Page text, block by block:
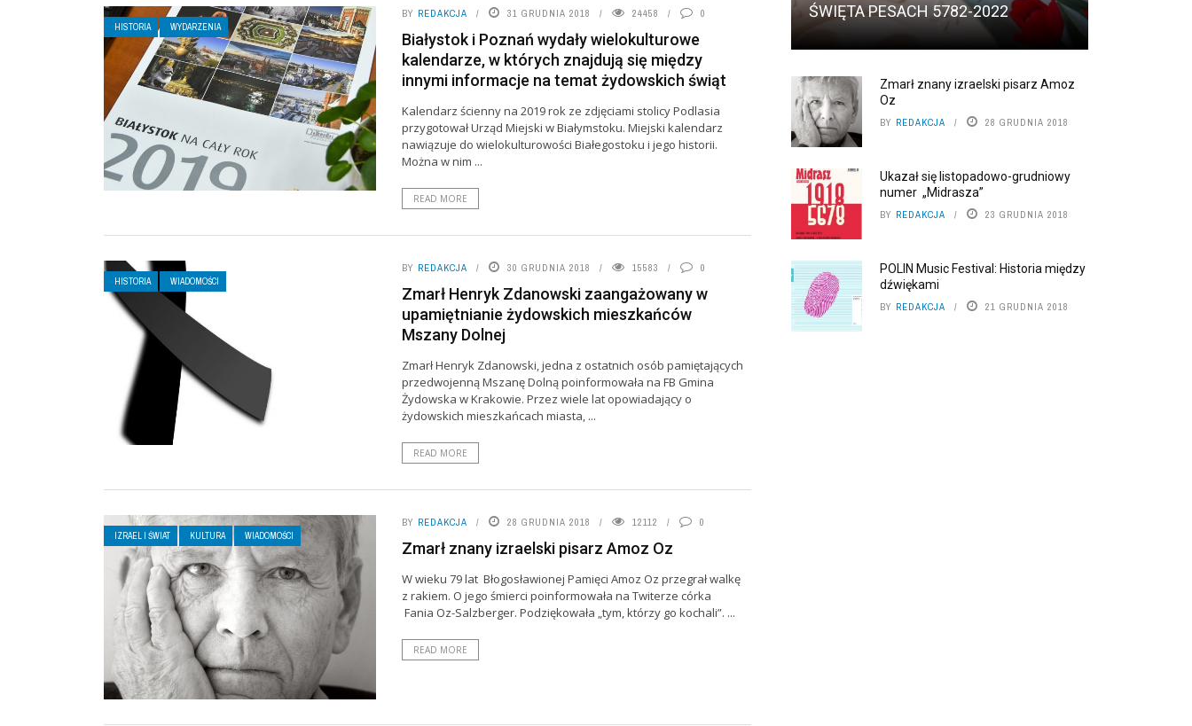
HISTORIA WYDARZENIA
BY REDAKCJA 31 GRUDNIA 2018 24458 0
Białystok i Poznań wydały wielokulturowe
kalendarze, w których znajdują się między
innymi informacje na temat żydowskich świąt
Kalendarz ścienny na 2019 rok ze zdjęciami stolicy Podlasia
przygotował Urząd Miejski w Białymstoku. Miejski kalendarz
nawiązuje do wielokulturowości Białegostoku i jego historii.
Można w nim ...
READ MORE
HISTORIA WIADOMOŚCI
BY REDAKCJA 30 GRUDNIA 2018 15583 0
Zmarł Henryk Zdanowski zaangażowany w
upamiętnianie żydowskich mieszkańców
Mszany Dolnej
Zmarł Henryk Zdanowski, jedna z ostatnich osób pamiętających
przedwojenną Mszanę Dolną poinformowała na FB Gmina
Żydowska w Krakowie. Przez wiele lat opowiadający o
żydowskich mieszkańcach miasta, ...
READ MORE
IZRAEL I ŚWIAT KULTURA WIADOMOŚCI
BY REDAKCJA 28 GRUDNIA 2018 12112 0
Zmarł znany izraelski pisarz Amoz Oz
W wieku 79 lat Błogosławionej Pamięci Amoz Oz przegrał walkę
z rakiem. O jego śmierci poinformowała na Twiterze córka
Fania Oz-Salzberger. Podziękowała „tym, którzy go kochali”. ...
READ MORE
ŚWIĘTA PESACH 5782-2022
Zmarł znany izraelski pisarz Amoz
Oz
BY REDAKCJA 28 GRUDNIA 2018
Ukazał się listopadowo-grudniowy
numer „Midrasza”
BY REDAKCJA 23 GRUDNIA 2018
POLIN Music Festival: Historia między
dźwiękami
BY REDAKCJA 21 GRUDNIA 2018